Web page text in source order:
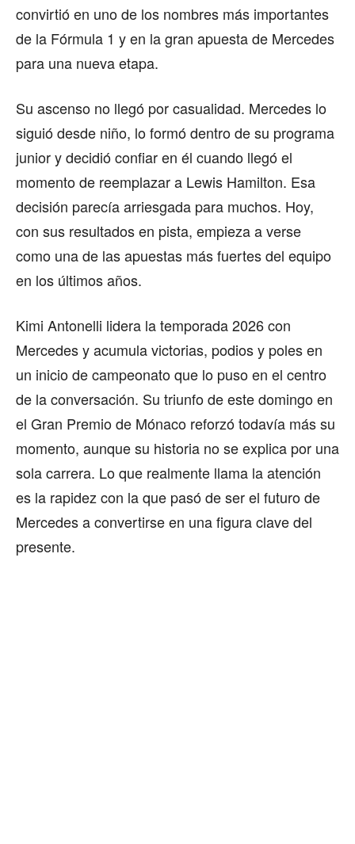
convirtió en uno de los nombres más importantes
de la Fórmula 1 y en la gran apuesta de Mercedes
para una nueva etapa.
Su ascenso no llegó por casualidad. Mercedes lo
siguió desde niño, lo formó dentro de su programa
junior y decidió confiar en él cuando llegó el
momento de reemplazar a Lewis Hamilton. Esa
decisión parecía arriesgada para muchos. Hoy,
con sus resultados en pista, empieza a verse
como una de las apuestas más fuertes del equipo
en los últimos años.
Kimi Antonelli lidera la temporada 2026 con
Mercedes y acumula victorias, podios y poles en
un inicio de campeonato que lo puso en el centro
de la conversación. Su triunfo de este domingo en
el Gran Premio de Mónaco reforzó todavía más su
momento, aunque su historia no se explica por una
sola carrera. Lo que realmente llama la atención
es la rapidez con la que pasó de ser el futuro de
Mercedes a convertirse en una figura clave del
presente.